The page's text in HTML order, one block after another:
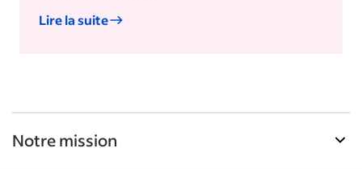
Lire la suite
Notre mission